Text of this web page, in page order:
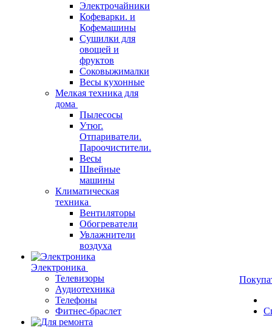
Электрочайники
Кофеварки. и
Кофемашины
Сушилки для
овощей и
фруктов
Соковыжималки
Весы кухонные
Мелкая техника для
дома
Пылесосы
Утюг.
Отпариватели.
Пароочистители.
Весы
Швейные
машины
Климатическая
техника
Вентиляторы
Обогреватели
Увлажнители
воздуха
Электроника
Телевизоры
Аудиотехника
Телефоны
Фитнес-браслет